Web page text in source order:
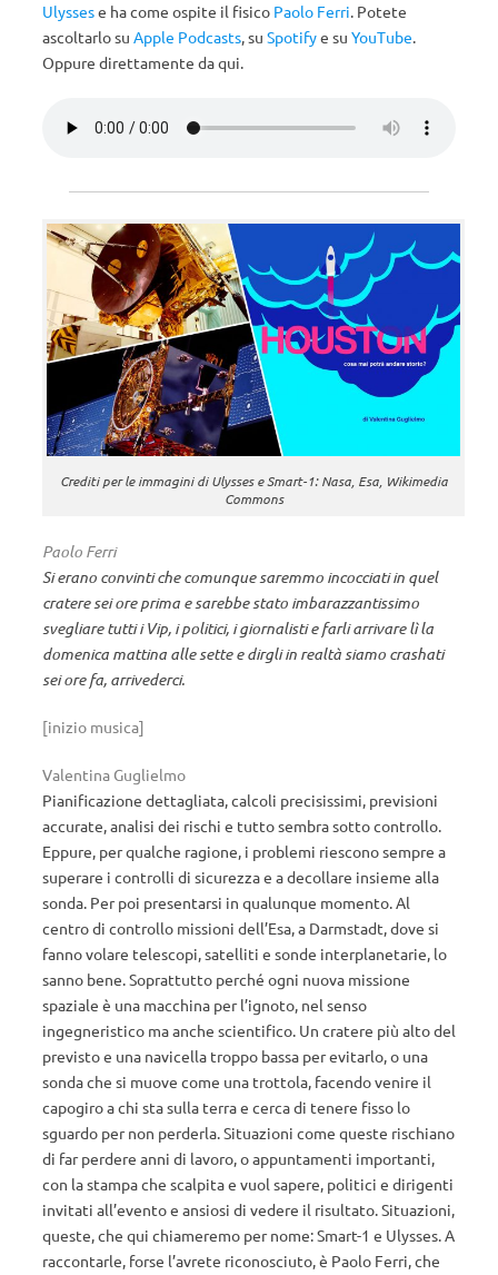
Ulyssese ha come ospite il fisico Paolo Ferri. Potete
ascoltarlo su Apple Podcasts, su Spotifye su YouTube.
Oppure direttamente da qui.
Crediti per le immagini di Ulysses e Smart-1: Nasa, Esa, Wikimedia
Commons
Paolo Ferri
Si erano convinti che comunque saremmo incocciati in quel
cratere sei ore prima e sarebbe stato imbarazzantissimo
svegliare tutti i Vip, i politici, i giornalisti e farli arrivare lì la
domenica mattina alle sette e dirgli in realtà siamo crashati
sei ore fa, arrivederci.
[inizio musica]
Valentina Guglielmo
Pianificazione dettagliata, calcoli precisissimi, previsioni
accurate, analisi dei rischi e tutto sembra sotto controllo.
Eppure, per qualche ragione, i problemi riescono sempre a
superare i controlli di sicurezza e a decollare insieme alla
sonda. Per poi presentarsi in qualunque momento. Al
centro di controllo missioni dell’Esa, a Darmstadt, dove si
fanno volare telescopi, satelliti e sonde interplanetarie, lo
sanno bene. Soprattutto perché ogni nuova missione
spaziale è una macchina per l’ignoto, nel senso
ingegneristico ma anche scientifico. Un cratere più alto del
previsto e una navicella troppo bassa per evitarlo, o una
sonda che si muove come una trottola, facendo venire il
capogiro a chi sta sulla terra e cerca di tenere fisso lo
sguardo per non perderla. Situazioni come queste rischiano
di far perdere anni di lavoro, o appuntamenti importanti,
con la stampa che scalpita e vuol sapere, politici e dirigenti
invitati all’evento e ansiosi di vedere il risultato. Situazioni,
queste, che qui chiameremo per nome: Smart-1 e Ulysses. A
raccontarle, forse l’avrete riconosciuto, è Paolo Ferri, che